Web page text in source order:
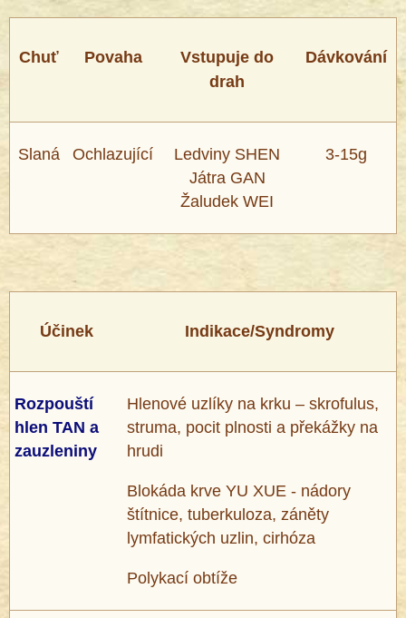
Chuť Povaha
Vstupuje do
drah
Dávkování
Slaná Ochlazující
Ledviny SHEN
Játra GAN
Žaludek WEI
3-15g
Účinek Indikace/Syndromy
Rozpouští
hlen TAN a
zauzleniny
Hlenové uzlíky na krku – skrofulus,
struma, pocit plnosti a překážky na
hrudi
Blokáda krve YU XUE - nádory
štítnice, tuberkuloza, záněty
lymfatických uzlin, cirhóza
Polykací obtíže